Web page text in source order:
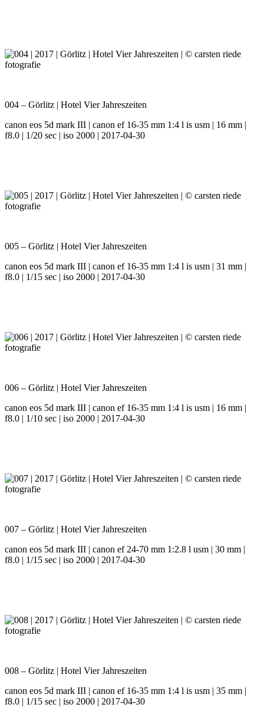
004 – Görlitz | Hotel Vier Jahreszeiten
canon eos 5d mark III | canon ef 16-35 mm 1:4 l is usm | 16 mm |
f8.0 | 1/20 sec | iso 2000 | 2017-04-30
005 – Görlitz | Hotel Vier Jahreszeiten
canon eos 5d mark III | canon ef 16-35 mm 1:4 l is usm | 31 mm |
f8.0 | 1/15 sec | iso 2000 | 2017-04-30
006 – Görlitz | Hotel Vier Jahreszeiten
canon eos 5d mark III | canon ef 16-35 mm 1:4 l is usm | 16 mm |
f8.0 | 1/10 sec | iso 2000 | 2017-04-30
007 – Görlitz | Hotel Vier Jahreszeiten
canon eos 5d mark III | canon ef 24-70 mm 1:2.8 l usm | 30 mm |
f8.0 | 1/15 sec | iso 2000 | 2017-04-30
008 – Görlitz | Hotel Vier Jahreszeiten
canon eos 5d mark III | canon ef 16-35 mm 1:4 l is usm | 35 mm |
f8.0 | 1/15 sec | iso 2000 | 2017-04-30